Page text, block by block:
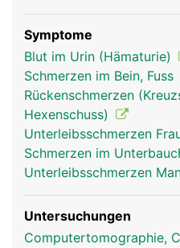
können.
Becken Frau
Symptome
Blut im Urin (Hämaturie)
Schmerzen im Bein, Fuss
Rückenschmerzen
Hexenschuss)
Unterleibsschmerzen
Schmerzen im
Unterleibsschmerzen
Untersuchungen
Computertomographie,